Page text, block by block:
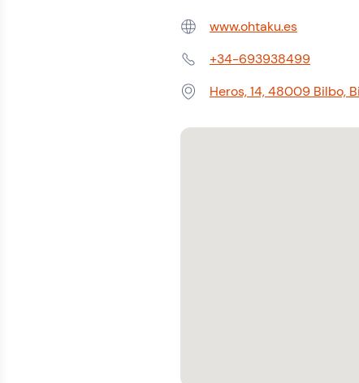
Web: www.ohtaku.es
Teléfono:+34-693938499
Dirección:Heros, 14, 48009 Bilbo,